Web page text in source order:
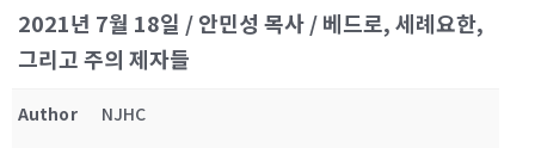
2021년 7월 18일 / 안민성 목사 / 베드로, 세례요한,
그리고 주의 제자들
Author
NJHC